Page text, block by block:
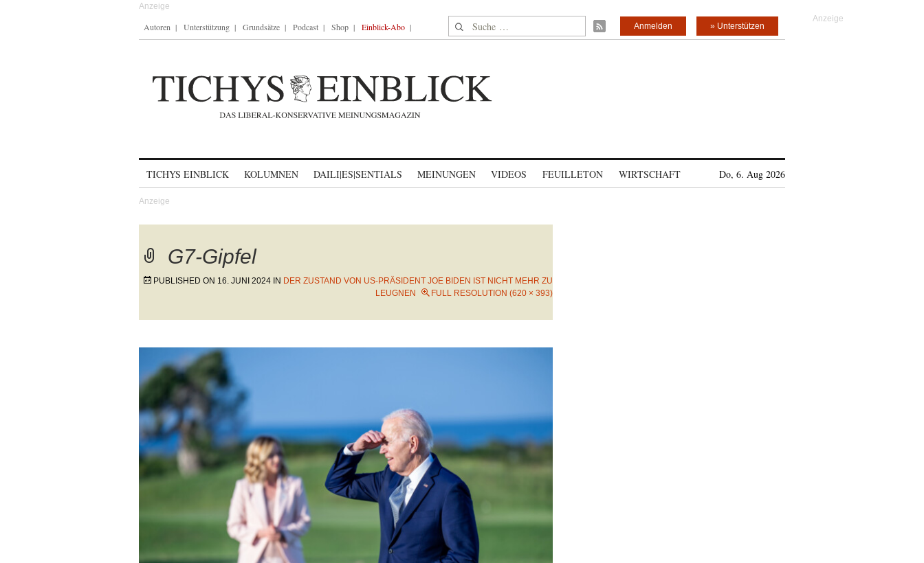
Autoren Unterstützung Grundsätze Podcast Shop Einblick-Abo Suche nach: » Unterstützen
Anmelden
TICHYS EINBLICK KOLUMNEN DAILI|ES|SENTIALS MEINUNGEN VIDEOS FEUILLETON WIRTSCHAFT Do, 6. Aug 2026
G7-Gipfel
PUBLISHED ON 16. JUNI 2024 IN DER ZUSTAND VON US-PRÄSIDENT JOE BIDEN IST NICHT MEHR ZU
LEUGNEN
FULL RESOLUTION (620 × 393)